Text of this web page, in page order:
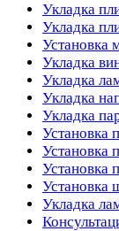
Укладка
Укладка
Установка
Укладка
Укладка
Укладка
Укладка
Установка
Установка
Установка
Установка
Укладка